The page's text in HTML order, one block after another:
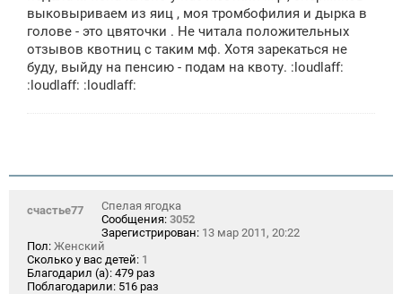
и
выковыриваем из яиц , моя тромбофилия и дырка в
голове - это цвяточки . Не читала положительных
отзывов квотниц с таким мф. Хотя зарекаться не
буду, выйду на пенсию - подам на квоту. :loudlaff:
:loudlaff: :loudlaff:
счастье77
Спелая ягодка
Сообщения: 3052
Зарегистрирован: 13 мар 2011, 20:22
Пол: Женский
Сколько у вас детей: 1
Благодарил (а): 479 раз
Поблагодарили: 516 раз